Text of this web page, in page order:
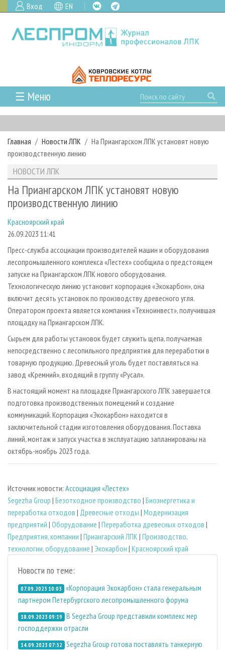
Вход EN
☰ Меню
ГЛАВНАЯ
РУБРИКИ И ТЕМЫ
РУБРИКИ ЖУРНАЛА
ЛЕСОЗАГОТОВКА
ЛЕСОПИЛЕНИЕ
СУШКА ДРЕВЕСИНЫ
ПРОИЗВОДСТВО ДРЕВЕСНЫХ ПЛИТ
ДЕРЕВЯННОЕ ДОМОСТРОЕНИЕ
ПРОИЗВОДСТВО МЕБЕЛИ
БИОЭНЕРГЕТИКА
ЦБП
НОВОСТИ
НОВОСТИ ЛПК
НОВОСТИ ЖУРНАЛА
ПРОЕКТЫ ЛПИ
АНАЛИТИКА
ПРЕДПРИЯТИЯ ЛПК
ПЕРСОНЫ
МОБИЛЬНЫЕ ВЫСТАВКИ
ОФИЦИАЛЬНЫЕ ДЕЛЕГАЦИИ
ПРИОРИТЕТНЫЕ ИНВЕСТПРОЕКТЫ
RUSSIAN FORESTRY REVIEW
ГАЗЕТА ЛЕСПРОМФОРУМ
БИБЛИОТЕКА СПЕЦИАЛИСТА
АРХИВ
АРХИВ ЖУРНАЛОВ
О ЖУРНАЛЕ
ПОДПИСКА
КОНТАКТЫ
РЕКЛАМОДАТЕЛЯМ
РЕКЛАМА
РЕКЛАМА НА САЙТЕ
Главная Новости ЛПК
На Приангарском ЛПК установят новую
производственную линию
НОВОСТИ ЛПК
На Приангарском ЛПК установят новую
производственную линию
Красноярский край
26.09.2023 11:41
Пресс-служба ассоциации производителей машин и оборудования
лесопромышленного комплекса «Лестех» сообщила о предстоящем
запуске на Приангарском ЛПК нового оборудования.
Технологическую линию установит корпорация «Экокарбон», она
включит десять установок по производству древесного угля.
Оператором проекта является компания «Техноинвест», получившая
площадку на Приангарском ЛПК.
Сырьем для работы установок будет служить щепа, получаемая
непосредственно с лесопильного предприятия для переработки в
товарную продукцию. Древесный уголь будет поставляться на
завод «Кремний», входящий в группу «Русал».
В настоящий момент на площадке Приангарского ЛПК завершается
подготовка производственных помещений и создание
коммуникаций. Корпорация «Экокарбон» находится в
заключительной стадии изготовления оборудования. Поставка
линий, монтаж и запуск участка в эксплуатацию запланированы на
октябрь-ноябрь 2023 года.
Источник новости: Ассоциация «Лестех»
Segezha Group | Безотходное производство | Биoэнергетика и
переработка отходов | Древесные отходы | Модернизация
предприятий | Оборудование | Переработка древесных отходов |
Предприятия, компании | Приангарский ЛПК | Производство,
технологии, оборудование | Экокарбон | Красноярский край
Новости по теме:
07.09.2023 10:03 «Корпорация Экокарбон» стала генеральным
партнером Петербургского лесопромышленного форума
18.09.2023 09:19 В Segezha Group представили комплекс мер
господдержки отрасли
14.09.2023 07:52 Segezha Group готова поставлять танкерную